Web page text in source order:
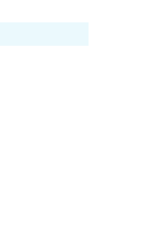
уважні, пари